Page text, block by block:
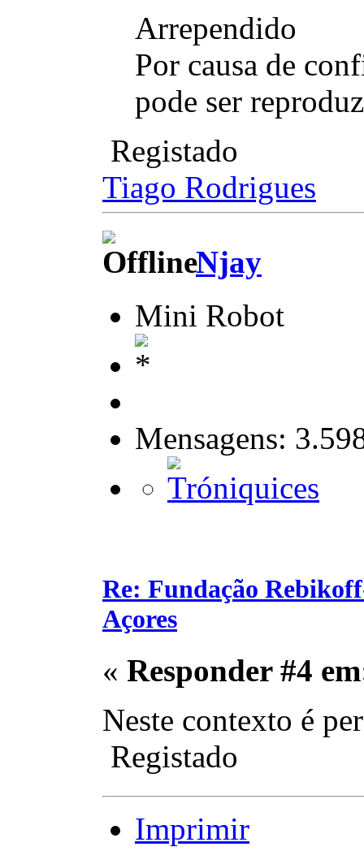
Arrependido
Por causa de
pode ser
Registado
Tiago Rodrigues
Njay
Mini Robot
Mensagens:
Re: Fundação
Açores
« Responder #4
Neste contexto é
Registado
Imprimir